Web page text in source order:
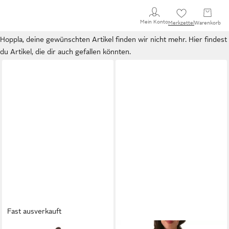
Mein KontoMerkzettel Warenkorb
Hoppla, deine gewünschten Artikel finden wir nicht mehr. Hier findest
du Artikel, die dir auch gefallen könnten.
Fast ausverkauft